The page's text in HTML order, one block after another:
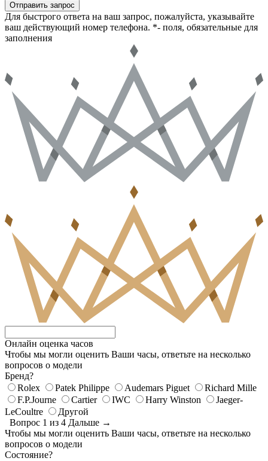
Отправить запрос
Для быстрого ответа на ваш запрос, пожалуйста, указывайте
ваш действующий номер телефона. *- поля, обязательные для
заполнения
Онлайн оценка часов
Чтобы мы могли оценить Ваши часы, ответьте на несколько
вопросов о модели
Бренд?
Rolex
Patek Philippe Audemars Piguet
Richard Mille
F.P.Journe
Cartier IWC Harry Winston
Jaeger-
LeCoultre
Другой
Вопрос 1 из 4 Дальше →
Чтобы мы могли оценить Ваши часы, ответьте на несколько
вопросов о модели
Состояние?